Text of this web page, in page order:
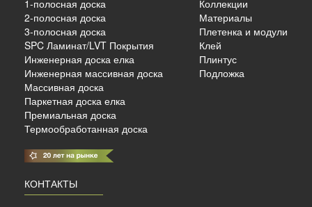
м²
1-полосная доска
2-полосная доска
3-полосная доска
SPC Ламинат/LVT Покрытия
Инженерная доска елка
Инженерная массивная доска
Массивная доска
Паркетная доска елка
Премиальная доска
Термообработанная доска
Коллекции
Материалы
Плетенка и модули
Клей
Плинтус
Подложка
КОНТАКТЫ